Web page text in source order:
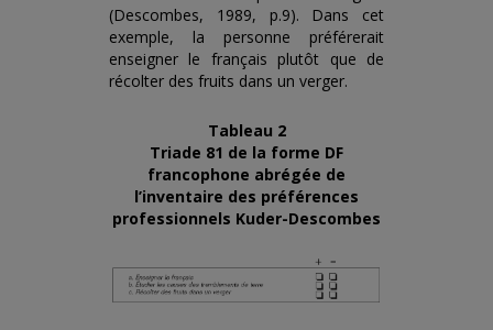
(Descombes, 1989, p.9). Dans cet
exemple, la personne préférerait
enseigner le français plutôt que de
récolter des fruits dans un verger.
Tableau 2
Triade 81 de la forme DF
francophone abrégée de
l’inventaire des préférences
professionnels Kuder-Descombes